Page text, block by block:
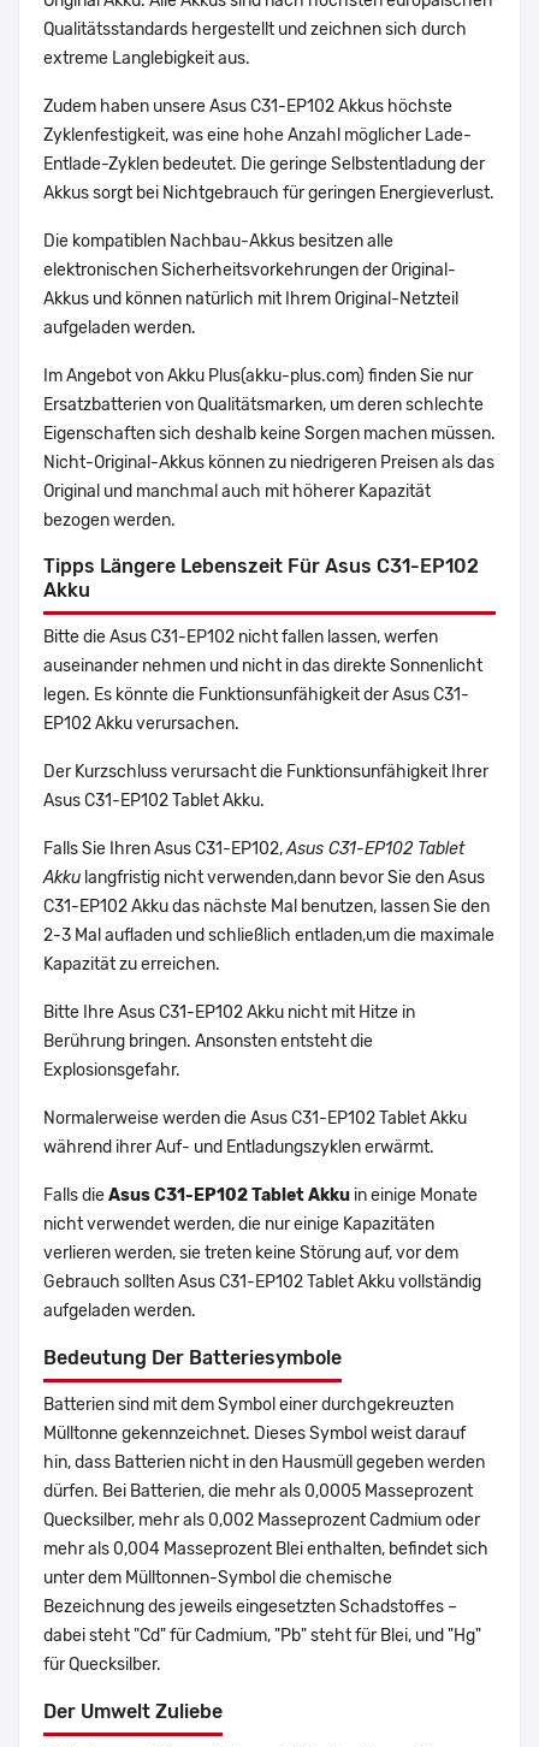
Qualitätsstandards hergestellt und zeichnen sich durch
extreme Langlebigkeit aus.
Zudem haben unsere Asus C31-EP102 Akkus höchste
Zyklenfestigkeit, was eine hohe Anzahl möglicher Lade-
Entlade-Zyklen bedeutet. Die geringe Selbstentladung der
Akkus sorgt bei Nichtgebrauch für geringen Energieverlust.
Die kompatiblen Nachbau-Akkus besitzen alle
elektronischen Sicherheitsvorkehrungen der Original-
Akkus und können natürlich mit Ihrem Original-Netzteil
aufgeladen werden.
Im Angebot von Akku Plus(akku-plus.com) finden Sie nur
Ersatzbatterien von Qualitätsmarken, um deren schlechte
Eigenschaften sich deshalb keine Sorgen machen müssen.
Nicht-Original-Akkus können zu niedrigeren Preisen als das
Original und manchmal auch mit höherer Kapazität
bezogen werden.
Tipps Längere Lebenszeit Für Asus C31-EP102
Akku
Bitte die Asus C31-EP102 nicht fallen lassen, werfen
auseinander nehmen und nicht in das direkte Sonnenlicht
legen. Es könnte die Funktionsunfähigkeit der Asus C31-
EP102 Akku verursachen.
Der Kurzschluss verursacht die Funktionsunfähigkeit Ihrer
Asus C31-EP102 Tablet Akku.
Falls Sie Ihren Asus C31-EP102,Asus C31-EP102 Tablet
Akku langfristig nicht verwenden,dann bevor Sie den Asus
C31-EP102 Akku das nächste Mal benutzen, lassen Sie den
2-3 Mal aufladen und schließlich entladen,um die maximale
Kapazität zu erreichen.
Bitte Ihre Asus C31-EP102 Akku nicht mit Hitze in
Berührung bringen. Ansonsten entsteht die
Explosionsgefahr.
Normalerweise werden die Asus C31-EP102 Tablet Akku
während ihrer Auf- und Entladungszyklen erwärmt.
Falls dieAsus C31-EP102 Tablet Akku in einige Monate
nicht verwendet werden, die nur einige Kapazitäten
verlieren werden, sie treten keine Störung auf, vor dem
Gebrauch sollten Asus C31-EP102 Tablet Akku vollständig
aufgeladen werden.
Bedeutung Der Batteriesymbole
Batterien sind mit dem Symbol einer durchgekreuzten
Mülltonne gekennzeichnet. Dieses Symbol weist darauf
hin, dass Batterien nicht in den Hausmüll gegeben werden
dürfen. Bei Batterien, die mehr als 0,0005 Masseprozent
Quecksilber, mehr als 0,002 Masseprozent Cadmium oder
mehr als 0,004 Masseprozent Blei enthalten, befindet sich
unter dem Mülltonnen-Symbol die chemische
Bezeichnung des jeweils eingesetzten Schadstoffes –
dabei steht "Cd" für Cadmium, "Pb" steht für Blei, und "Hg"
für Quecksilber.
Der Umwelt Zuliebe